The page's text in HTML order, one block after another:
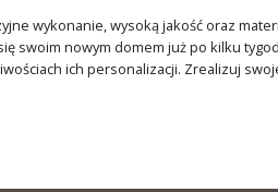
wykonanie, wysoką jakość oraz
swoim nowym domem już po kilku
ich personalizacji. Zrealizuj